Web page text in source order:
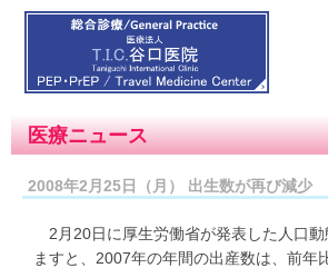
医療ニュース
2008年2月25日（月） 出生数が再び減少
2月20日に厚生労働省が発表した人口動
ますと、2007年の年間の出産数は、前年